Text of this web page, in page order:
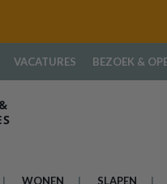
VACATURES BEZOEK &
WONEN SLAPEN